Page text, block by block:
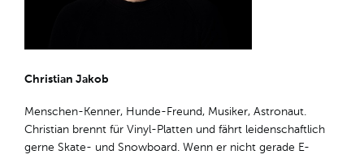
Christian Jakob
Menschen-Kenner, Hunde-Freund, Musiker, Astronaut.
Christian brennt für Vinyl-Platten und fährt leidenschaftlich
gerne Skate- und Snowboard. Wenn er nicht gerade E-